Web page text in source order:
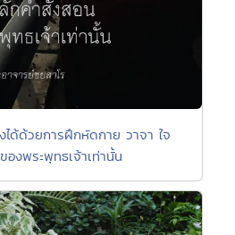
ได้ด้วยการฝึกหัดกาย วาจา ใจ
งพระพุทธเจ้าเท่านั้น